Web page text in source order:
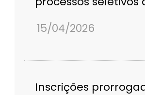
15/04/2026
Inscrições